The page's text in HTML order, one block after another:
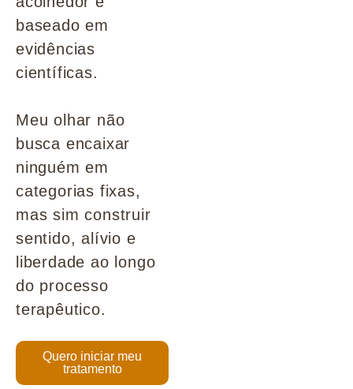
baseado em
evidências
científicas.
Meu olhar não
busca encaixar
ninguém em
categorias fixas,
mas sim construir
sentido, alívio e
liberdade ao longo
do processo
terapêutico.
Quero iniciar meu
tratamento